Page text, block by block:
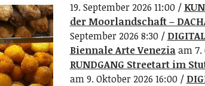
19. September 2026 11:00
der Moorlandschaft –
September 2026 8:30
Biennale Arte Veneziaam 7.
RUNDGANG Streetart im
am 9. Oktober 2026 16:00